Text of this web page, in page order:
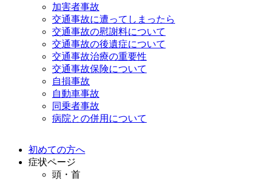
加害者事故
交通事故に遭ってしまったら
交通事故の慰謝料について
交通事故の後遺症について
交通事故治療の重要性
交通事故保険について
自損事故
自動車事故
同乗者事故
病院との併用について
施術メニュー
初めての方へ
症状ページ
頭・首